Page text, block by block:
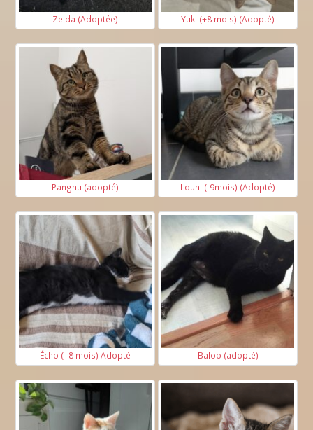
Zelda (Adoptée) Yuki (+8 mois) (Adopté)
Panghu (adopté) Louni (-9mois) (Adopté)
Écho (- 8 mois) Adopté Baloo (adopté)